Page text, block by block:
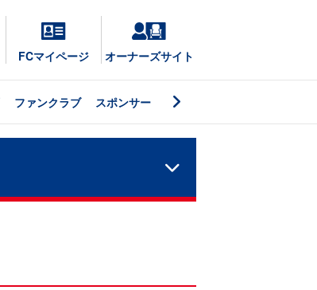
FCマイページ オーナーズサイト
ファンクラブ スポンサー